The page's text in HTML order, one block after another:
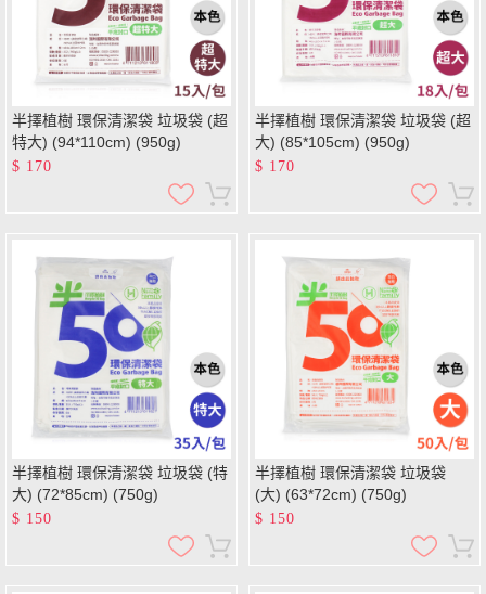
半擇植樹 環保清潔袋 垃圾袋 (超
特大) (94*110cm) (950g)
$ 170
半擇植樹 環保清潔袋 垃圾袋 (超
大) (85*105cm) (950g)
$ 170
半擇植樹 環保清潔袋 垃圾袋 (特
大) (72*85cm) (750g)
$ 150
半擇植樹 環保清潔袋 垃圾袋
(大) (63*72cm) (750g)
$ 150